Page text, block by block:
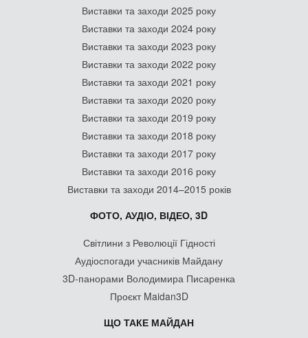
Виставки та заходи 2025 року
Виставки та заходи 2024 року
Виставки та заходи 2023 року
Виставки та заходи 2022 року
Виставки та заходи 2021 року
Виставки та заходи 2020 року
Виставки та заходи 2019 року
Виставки та заходи 2018 року
Виставки та заходи 2017 року
Виставки та заходи 2016 року
Виставки та заходи 2014–2015 років
ФОТО, АУДІО, ВІДЕО, 3D
Світлини з Революції Гідності
Аудіоспогади учасників Майдану
3D-панорами Володимира Писаренка
Проєкт Maidan3D
ЩО ТАКЕ МАЙДАН